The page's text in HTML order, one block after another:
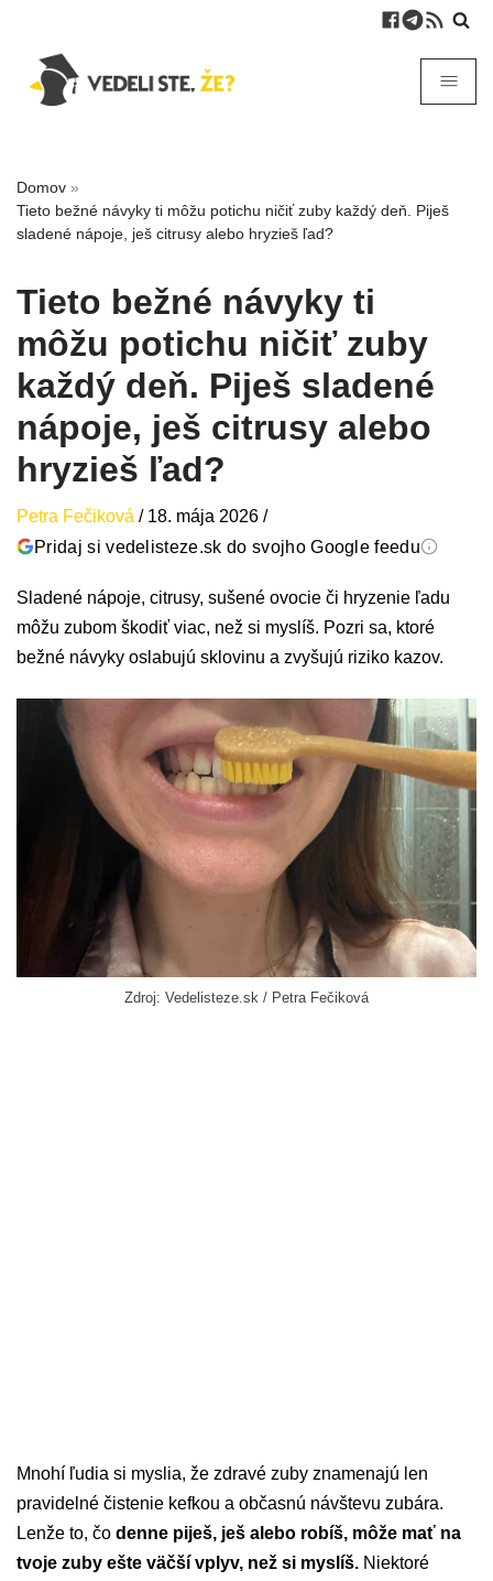
Domov »
Tieto bežné návyky ti môžu potichu ničiť zuby každý deň. Piješ
sladené nápoje, ješ citrusy alebo hryzieš ľad?
Tieto bežné návyky ti
môžu potichu ničiť zuby
každý deň. Piješ sladené
nápoje, ješ citrusy alebo
hryzieš ľad?
Petra Fečiková / 18. mája 2026 /
Pridaj si vedelisteze.sk do svojho Google feedu
Sladené nápoje, citrusy, sušené ovocie či hryzenie ľadu
môžu zubom škodiť viac, než si myslíš. Pozri sa, ktoré
bežné návyky oslabujú sklovinu a zvyšujú riziko kazov.
Zdroj: Vedelisteze.sk / Petra Fečiková
Mnohí ľudia si myslia, že zdravé zuby znamenajú len
pravidelné čistenie kefkou a občasnú návštevu zubára.
Lenže to, čo denne piješ, ješ alebo robíš, môže mať na
tvoje zuby ešte väčší vplyv, než si myslíš. Niektoré